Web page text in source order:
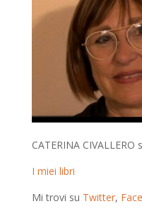
CATERINA
I miei libri
Mi trovi su Twitter,